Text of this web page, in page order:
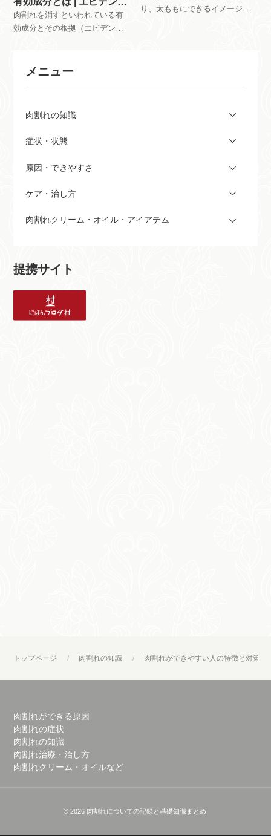
があるものは何？
肉割れを消すといわれている有
効成分とその根拠（エビデン
り、太ももにできるイメージで
メニュー
肉割れの知識
症状・状態
原因・できやすさ
ケア・治し方
肉割れクリーム・オイル・アイアテム
提携サイト
トップページ 肉割れの知識 肉割れができやすい人の特徴と対策
肉割れができる原因
肉割れの症状
肉割れの知識
肉割れ治療・治し方
肉割れクリーム・オイルなど
© 2026 肉割れについての記録と基礎知識まとめ.